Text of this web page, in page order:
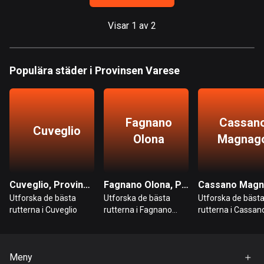
Bangladesh
Barbados
Belarus
4931 rutter
Belize
Visar 1 av 2
Populära städer i Provinsen Varese
Cuveglio
Cuveglio, Provinsen Varese
Utforska de bästa
rutterna i Cuveglio
Fagnano
Olona
Fagnano Olona, Provinsen Varese
Utforska de bästa
rutterna i Fagnano
Utforska de bästa
rutterna i
Meny